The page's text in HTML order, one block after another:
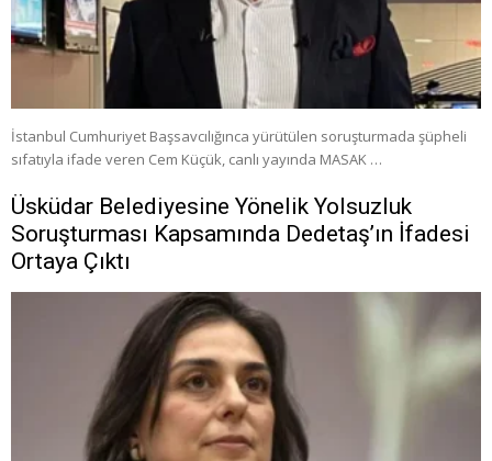
İstanbul Cumhuriyet Başsavcılığınca yürütülen soruşturmada şüpheli
sıfatıyla ifade veren Cem Küçük, canlı yayında MASAK …
Üsküdar Belediyesine Yönelik Yolsuzluk
Soruşturması Kapsamında Dedetaş’ın İfadesi
Ortaya Çıktı